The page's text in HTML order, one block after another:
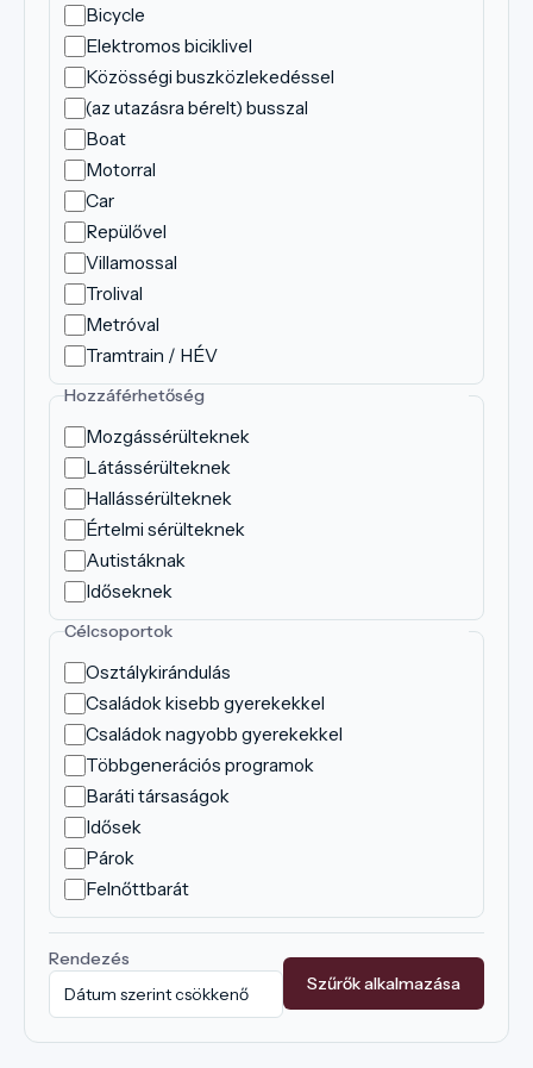
Bicycle
Elektromos biciklivel
Közösségi buszközlekedéssel
(az utazásra bérelt) busszal
Boat
Motorral
Car
Repülővel
Villamossal
Trolival
Metróval
Tramtrain / HÉV
Hozzáférhetőség
Mozgássérülteknek
Látássérülteknek
Hallássérülteknek
Értelmi sérülteknek
Autistáknak
Időseknek
Célcsoportok
Osztálykirándulás
Családok kisebb gyerekekkel
Családok nagyobb gyerekekkel
Többgenerációs programok
Baráti társaságok
Idősek
Párok
Felnőttbarát
Rendezés
Szűrők alkalmazása